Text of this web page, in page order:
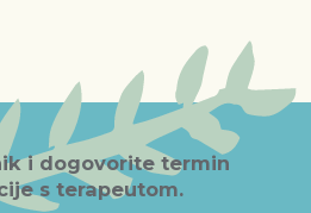
i dogovorite termin
s terapeutom.